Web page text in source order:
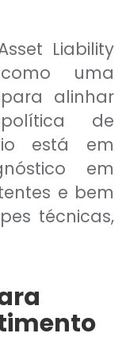
Liability
uma
alinhar
de
está em
em
e bem
técnicas,